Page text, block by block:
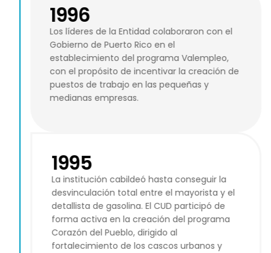
1996
Los líderes de la Entidad colaboraron con el
Gobierno de Puerto Rico en el
establecimiento del programa Valempleo,
con el propósito de incentivar la creación de
puestos de trabajo en las pequeñas y
medianas empresas.
1995
La institución cabildeó hasta conseguir la
desvinculación total entre el mayorista y el
detallista de gasolina. El CUD participó de
forma activa en la creación del programa
Corazón del Pueblo, dirigido al
fortalecimiento de los cascos urbanos y